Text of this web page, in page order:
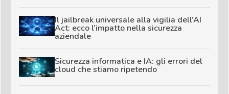
Il jailbreak universale alla vigilia dell’AI
Act: ecco l’impatto nella sicurezza
aziendale
Sicurezza informatica e IA: gli errori del
cloud che stiamo ripetendo